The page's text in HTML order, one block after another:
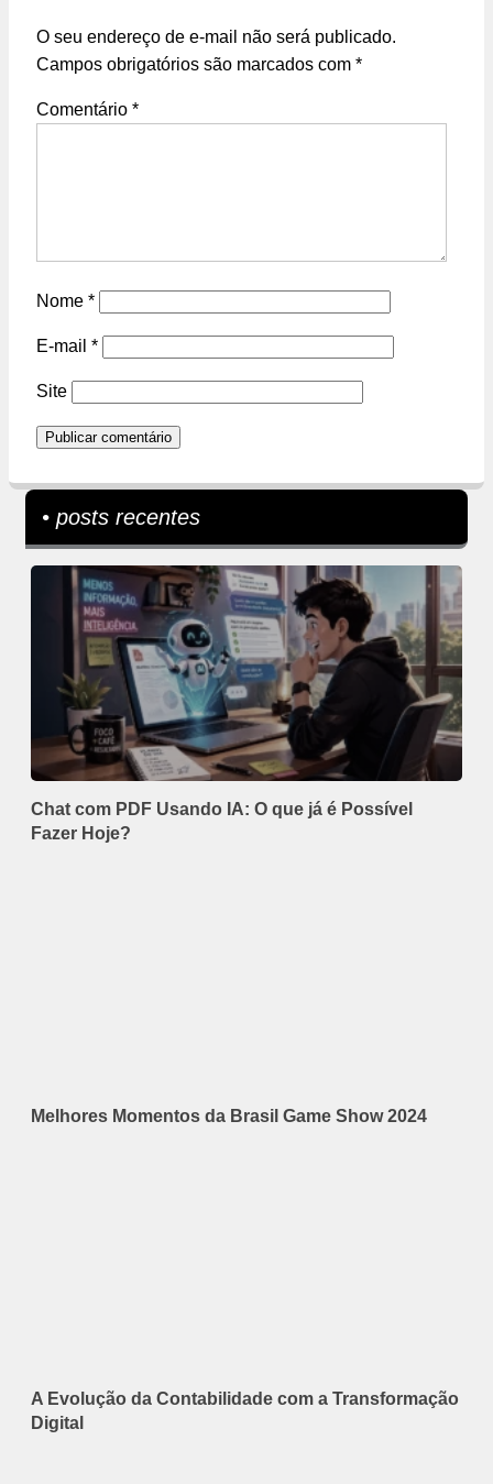
O seu endereço de e-mail não será publicado.
Campos obrigatórios são marcados com *
Comentário *
Nome *
E-mail *
Site
• posts recentes
Chat com PDF Usando IA: O que já é Possível
Fazer Hoje?
Melhores Momentos da Brasil Game Show 2024
A Evolução da Contabilidade com a Transformação
Digital